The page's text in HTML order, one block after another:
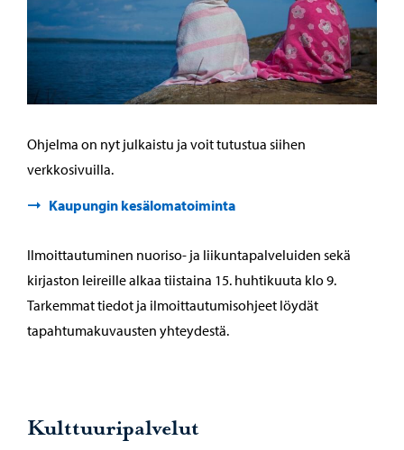
Ohjelma on nyt julkaistu ja voit tutustua siihen
verkkosivuilla.
Kaupungin kesälomatoiminta
Ilmoittautuminen nuoriso- ja liikuntapalveluiden sekä
kirjaston leireille alkaa tiistaina 15. huhtikuuta klo 9.
Tarkemmat tiedot ja ilmoittautumisohjeet löydät
tapahtumakuvausten yhteydestä.
Kulttuuripalvelut